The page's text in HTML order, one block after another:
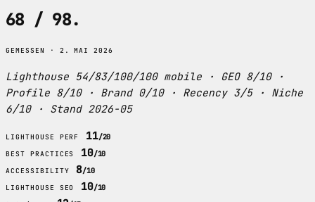
68 / 98.
GEMESSEN · 2. MAI 2026
Lighthouse 54/83/100/100 mobile · GEO 8/10 ·
Profile 8/10 · Brand 0/10 · Recency 3/5 · Niche
6/10 · Stand 2026-05
LIGHTHOUSE PERF 11/20
BEST PRACTICES 10/10
ACCESSIBILITY 8/10
LIGHTHOUSE SEO 10/10